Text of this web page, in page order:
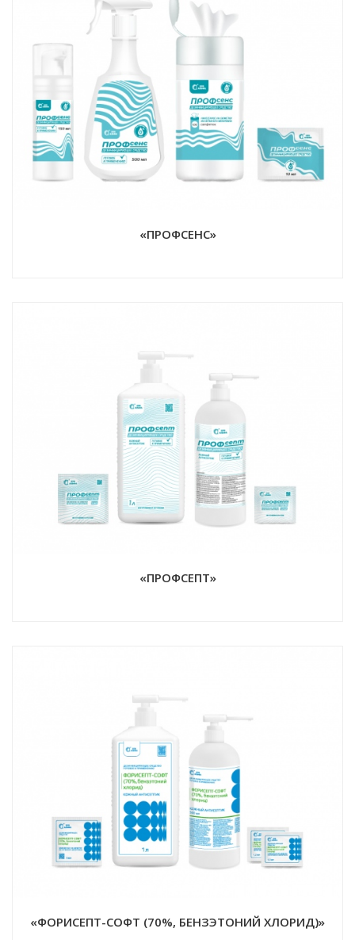
«ПРОФСЕНС»
«ПРОФСЕПТ»
«ФОРИСЕПТ-СОФТ (70%, БЕНЗЭТОНИЙ ХЛОРИД)»